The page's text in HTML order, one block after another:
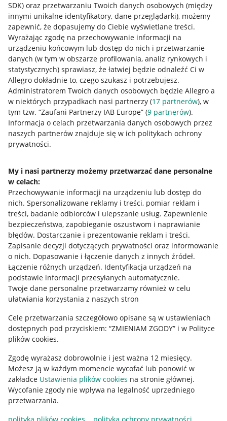
SDK) oraz przetwarzaniu Twoich danych osobowych (między
innymi unikalne identyfikatory, dane przeglądarki), możemy
zapewnić, że dopasujemy do Ciebie wyświetlane treści.
Wyrażając zgodę na przechowywanie informacji na
urządzeniu końcowym lub dostęp do nich i przetwarzanie
danych (w tym w obszarze profilowania, analiz rynkowych i
statystycznych) sprawiasz, że łatwiej będzie odnaleźć Ci w
Allegro dokładnie to, czego szukasz i potrzebujesz.
Administratorem Twoich danych osobowych będzie Allegro a
w niektórych przypadkach nasi partnerzy (17 partnerów), w
tym tzw. “Zaufani Partnerzy IAB Europe” (9 partnerów).
Informacja o celach przetwarzania danych osobowych przez
naszych partnerów znajduje się w ich politykach ochrony
prywatności.
My i nasi partnerzy możemy przetwarzać dane personalne
w celach:
Przechowywanie informacji na urządzeniu lub dostęp do
nich. Spersonalizowane reklamy i treści, pomiar reklam i
treści, badanie odbiorców i ulepszanie usług. Zapewnienie
bezpieczeństwa, zapobieganie oszustwom i naprawianie
błędów. Dostarczanie i prezentowanie reklam i treści.
Zapisanie decyzji dotyczących prywatności oraz informowanie
o nich. Dopasowanie i łączenie danych z innych źródeł.
Łączenie różnych urządzeń. Identyfikacja urządzeń na
podstawie informacji przesyłanych automatycznie.
Twoje dane personalne przetwarzamy również w celu
ułatwiania korzystania z naszych stron
Cele przetwarzania szczegółowo opisane są w ustawieniach
dostępnych pod przyciskiem: “ZMIENIAM ZGODY” i w Polityce
plików cookies.
Zgodę wyrażasz dobrowolnie i jest ważna 12 miesięcy.
Możesz ją w każdym momencie wycofać lub ponowić w
zakładce Ustawienia plików cookies na stronie głównej.
Wycofanie zgody nie wpływa na legalność uprzedniego
przetwarzania.
Napisz do nas
Allegro Gadane dla sprzedających
Allegro Gadane dla kupujących
Mapa miejscowości
Informacje prawne
Regulamin
Polityka plików "cookies"
Ustawienia plików "cookies"
Informacje dla Aktu o Usługach Cyfrowych
Pobierz aplikację
Korzystanie z serwisu oznacza akceptacjęregulaminu.